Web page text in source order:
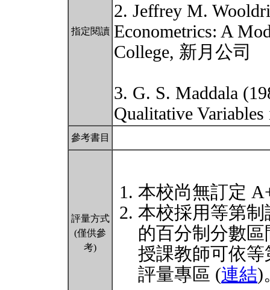
指定閱讀
2. Jeffrey M.
Econometrics: A
College, 新月公司
3. G. S. Maddala
Qualitative
參考書目
評量方式
(僅供參
考)
本校尚無訂定
本校採用等第
的百分制分數
授課教師可依
評量專區 (連結)